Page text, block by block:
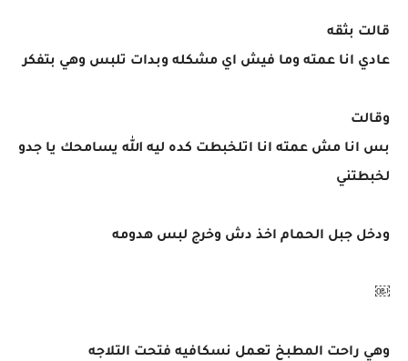
قالت بثقه
عادي انا عمته وما فيش اي مشكله وبدات تلبس وهي بتفكر
وقالت
بس انا مش عمته انا اتلخبطت كده ليه الله يسامحك يا جدو
لخبطتني
ودخل جبل الحمام اخذ دش وخرج لبس هدومه
￼
وهي راحت المطبخ تعمل نسكافيه فتحت التلاجه